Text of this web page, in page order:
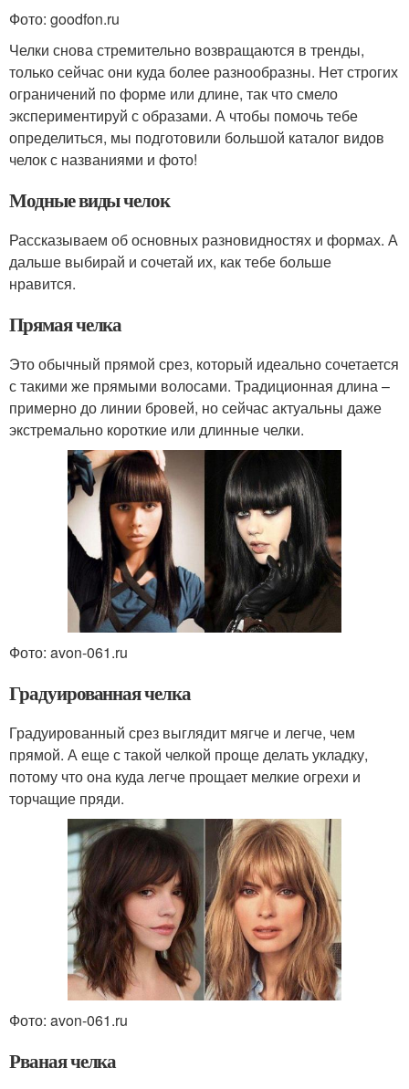
Фото: goodfon.ru
Челки снова стремительно возвращаются в тренды,
только сейчас они куда более разнообразны. Нет строгих
ограничений по форме или длине, так что смело
экспериментируй с образами. А чтобы помочь тебе
определиться, мы подготовили большой каталог видов
челок с названиями и фото!
Модные виды челок
Рассказываем об основных разновидностях и формах. А
дальше выбирай и сочетай их, как тебе больше
нравится.
Прямая челка
Это обычный прямой срез, который идеально сочетается
с такими же прямыми волосами. Традиционная длина –
примерно до линии бровей, но сейчас актуальны даже
экстремально короткие или длинные челки.
Фото: avon-061.ru
Градуированная челка
Градуированный срез выглядит мягче и легче, чем
прямой. А еще с такой челкой проще делать укладку,
потому что она куда легче прощает мелкие огрехи и
торчащие пряди.
Фото: avon-061.ru
Рваная челка